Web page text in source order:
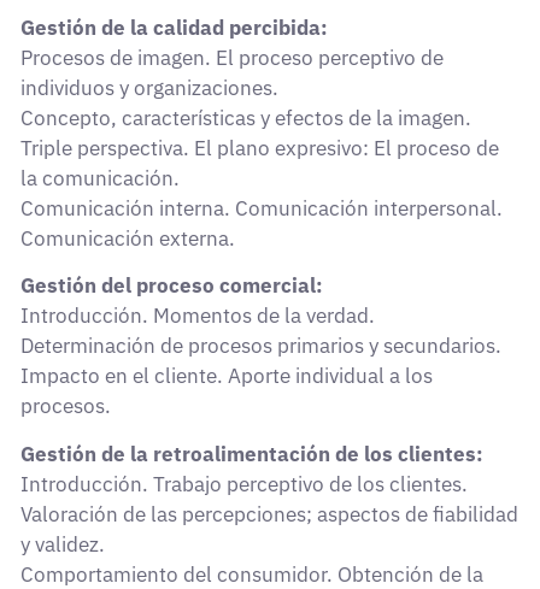
Gestión de la calidad percibida:
Procesos de imagen. El proceso perceptivo de
individuos y organizaciones.
Concepto, características y efectos de la imagen.
Triple perspectiva. El plano expresivo: El proceso de
la comunicación.
Comunicación interna. Comunicación interpersonal.
Comunicación externa.
Gestión del proceso comercial:
Introducción. Momentos de la verdad.
Determinación de procesos primarios y secundarios.
Impacto en el cliente. Aporte individual a los
procesos.
Gestión de la retroalimentación de los clientes:
Introducción. Trabajo perceptivo de los clientes.
Valoración de las percepciones; aspectos de fiabilidad
y validez.
Comportamiento del consumidor. Obtención de la